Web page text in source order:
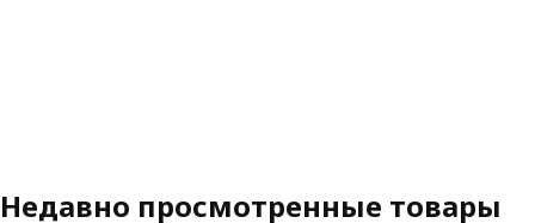
Недавно просмотренные товары